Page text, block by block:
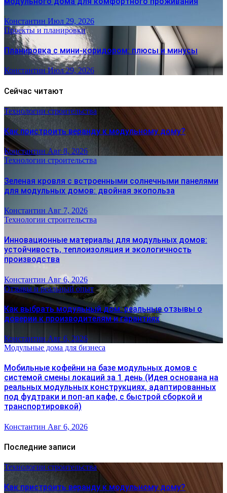
Константин Июл 29, 2026
Проекты и планировки
Планировка с мини-коридором: плюсы и минусы
Константин Июл 29, 2026
Сейчас читают
Технологии строительства
Как пристроить веранду к модульному дому?
Константин Авг 8, 2026
Технологии строительства
Зеленая кровля с встроенными солнечными панелями
для модульных домов: двойная экопольза
Константин Авг 7, 2026
Технологии строительства
Инновационные материалы для модульных домов:
устойчивость, теплоизоляция и экологичность
производства
Константин Авг 6, 2026
Отзывы и реальный опыт
Как выбрать модульный дом: реальные отзывы о
доверии к производителям и гарантиях
Константин Авг 6, 2026
Модульные дома для бизнеса
Мобильные кофейни на базе модульных домов с
системой смены локаций за 1 день (Идея основана на
реальных модульных конструкциях, адаптированных
под фудтраки и поп-ап кафе, с быстрой сборкой и
транспортировкой)
Константин Авг 6, 2026
Последние записи
Технологии строительства
Как пристроить веранду к модульному дому?